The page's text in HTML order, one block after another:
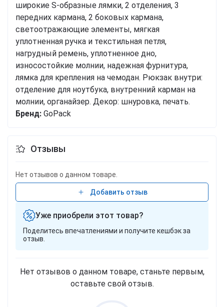
широкие S-образные лямки, 2 отделения, 3
передних кармана, 2 боковых кармана,
светоотражающие элементы, мягкая
уплотненная ручка и текстильная петля,
нагрудный ремень, уплотненное дно,
износостойкие молнии, надежная фурнитура,
лямка для крепления на чемодан. Рюкзак внутри:
отделение для ноутбука, внутренний карман на
молнии, органайзер. Декор: шнуровка, печать.
Бренд: GoPack
Отзывы
Нет отзывов о данном товаре.
Добавить отзыв
Уже приобрели этот товар?
Поделитесь впечатлениями и получите кешбэк за
отзыв.
Нет отзывов о данном товаре, станьте первым,
оставьте свой отзыв.